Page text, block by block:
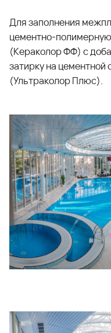
Для заполнения
цементно-
(Кераколор ФФ) c
затирку на цементной
(Ультраколор Плюс).